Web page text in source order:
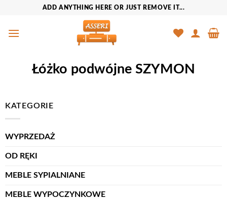
zawartości
ADD ANYTHING HERE OR JUST REMOVE IT...
Łóżko podwójne SZYMON
KATEGORIE
WYPRZEDAŻ
OD RĘKI
MEBLE SYPIALNIANE
MEBLE WYPOCZYNKOWE